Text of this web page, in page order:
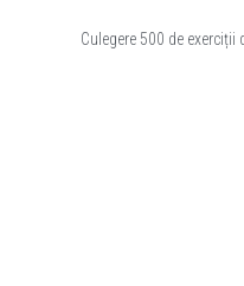
Culegere 500 de